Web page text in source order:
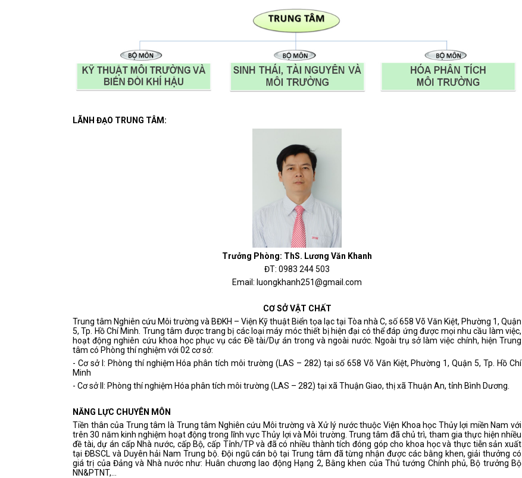
LÃNH ĐẠO TRUNG TÂM:
Trưởng Phòng: ThS. Lương Văn Khanh
ĐT: 0983 244 503
Email: luongkhanh251@gmail.com
CƠ SỞ VẬT CHẤT
Trung tâm Nghiên cứu Môi trường và BĐKH – Viện Kỹ thuật Biển tọa lạc tại Tòa nhà C, số 658 Võ Văn Kiệt, Phường 1, Quận
5, Tp. Hồ Chí Minh. Trung tâm được trang bị các loại máy móc thiết bị hiện đại có thể đáp ứng được mọi nhu cầu làm việc,
hoạt động nghiên cứu khoa học phục vụ các Đề tài/Dự án trong và ngoài nước. Ngoài trụ sở làm việc chính, hiện Trung
tâm có Phòng thí nghiệm với 02 cơ sở:
- Cơ sở I: Phòng thí nghiệm Hóa phân tích môi trường (LAS – 282) tại số 658 Võ Văn Kiệt, Phường 1, Quận 5, Tp. Hồ Chí
Minh
- Cơ sở II: Phòng thí nghiệm Hóa phân tích môi trường (LAS – 282) tại xã Thuận Giao, thị xã Thuận An, tỉnh Bình Dương.
NĂNG LỰC CHUYÊN MÔN
Tiền thân của Trung tâm là Trung tâm Nghiên cứu Môi trường và Xử lý nước thuộc Viện Khoa học Thủy lợi miền Nam với
trên 30 năm kinh nghiệm hoạt động trong lĩnh vực Thủy lợi và Môi trường. Trung tâm đã chủ trì, tham gia thực hiện nhiều
đề tài, dự án cấp Nhà nước, cấp Bộ, cấp Tỉnh/TP và đã có nhiều thành tích đóng góp cho khoa học và thực tiễn sản xuất
tại ĐBSCL và Duyên hải Nam Trung bộ. Đội ngũ cán bộ tại Trung tâm đã từng nhận được các bằng khen, giải thưởng có
giá trị của Đảng và Nhà nước như: Huân chương lao động Hạng 2, Bằng khen của Thủ tướng Chính phủ, Bộ trưởng Bộ
NN&PTNT,…